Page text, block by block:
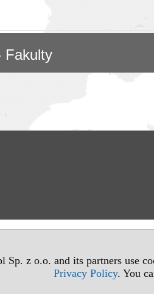
Sp. z o.o. and its partners use
Privacy Policy. You
Fakulty